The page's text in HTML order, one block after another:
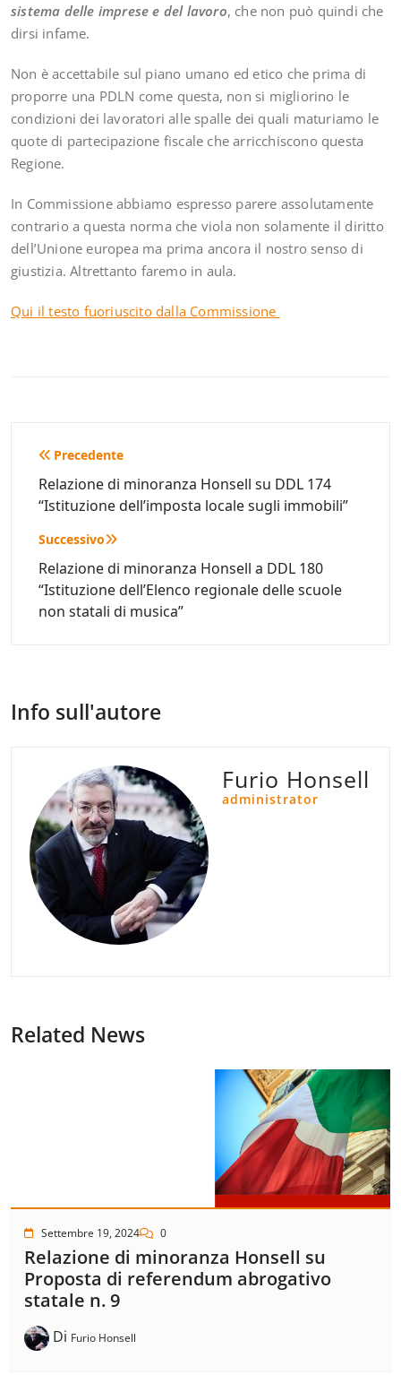
sistema delle imprese e del lavoro, che non può quindi che
dirsi infame.
Non è accettabile sul piano umano ed etico che prima di
proporre una PDLN come questa, non si migliorino le
condizioni dei lavoratori alle spalle dei quali maturiamo le
quote di partecipazione fiscale che arricchiscono questa
Regione.
In Commissione abbiamo espresso parere assolutamente
contrario a questa norma che viola non solamente il diritto
dell’Unione europea ma prima ancora il nostro senso di
giustizia. Altrettanto faremo in aula.
Qui il testo fuoriuscito dalla Commissione
Navigazione
articoli
Precedente
Relazione di minoranza Honsell su DDL 174
“Istituzione dell’imposta locale sugli immobili”
Successivo
Relazione di minoranza Honsell a DDL 180
“Istituzione dell’Elenco regionale delle scuole
non statali di musica”
Info sull'autore
Furio Honsell
administrator
Related News
Settembre 19, 2024 0
Relazione di minoranza Honsell su
Proposta di referendum abrogativo
statale n. 9
Di Furio Honsell